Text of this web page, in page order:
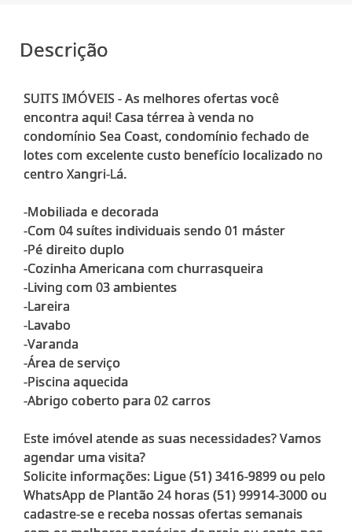
Descrição
SUITS IMÓVEIS - As melhores ofertas você
encontra aqui! Casa térrea à venda no
condomínio Sea Coast, condomínio fechado de
lotes com excelente custo benefício localizado no
centro Xangri-Lá.
-Mobiliada e decorada
-Com 04 suítes individuais sendo 01 máster
-Pé direito duplo
-Cozinha Americana com churrasqueira
-Living com 03 ambientes
-Lareira
-Lavabo
-Varanda
-Área de serviço
-Piscina aquecida
-Abrigo coberto para 02 carros
Este imóvel atende as suas necessidades? Vamos
agendar uma visita?
Solicite informações: Ligue (51) 3416-9899 ou pelo
WhatsApp de Plantão 24 horas (51) 99914-3000 ou
cadastre-se e receba nossas ofertas semanais